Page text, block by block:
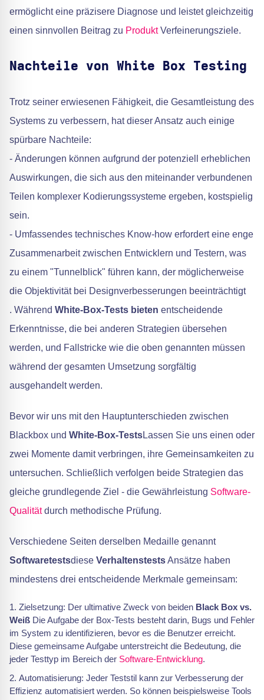
ermöglicht eine präzisere Diagnose und leistet gleichzeitig
einen sinnvollen Beitrag zu ProduktVerfeinerungsziele.
Nachteile von White Box Testing
Trotz seiner erwiesenen Fähigkeit, die Gesamtleistung des
Systems zu verbessern, hat dieser Ansatz auch einige
spürbare Nachteile:
- Änderungen können aufgrund der potenziell erheblichen
Auswirkungen, die sich aus den miteinander verbundenen
Teilen komplexer Kodierungssysteme ergeben, kostspielig
sein.
- Umfassendes technisches Know-how erfordert eine enge
Zusammenarbeit zwischen Entwicklern und Testern, was
zu einem "Tunnelblick" führen kann, der möglicherweise
die Objektivität bei Designverbesserungen beeinträchtigt
. Während White-Box-Tests bieten entscheidende
Erkenntnisse, die bei anderen Strategien übersehen
werden, und Fallstricke wie die oben genannten müssen
während der gesamten Umsetzung sorgfältig
ausgehandelt werden.
Bevor wir uns mit den Hauptunterschieden zwischen
Blackbox und White-Box-TestsLassen Sie uns einen oder
zwei Momente damit verbringen, ihre Gemeinsamkeiten zu
untersuchen. Schließlich verfolgen beide Strategien das
gleiche grundlegende Ziel - die Gewährleistung Software-
Qualitätdurch methodische Prüfung.
Verschiedene Seiten derselben Medaille genannt
Softwaretestsdiese VerhaltenstestsAnsätze haben
mindestens drei entscheidende Merkmale gemeinsam:
Zielsetzung: Der ultimative Zweck von beiden Black Box vs.
Weiß Die Aufgabe der Box-Tests besteht darin, Bugs und Fehler
im System zu identifizieren, bevor es die Benutzer erreicht.
Diese gemeinsame Aufgabe unterstreicht die Bedeutung, die
jeder Testtyp im Bereich der Software-Entwicklung.
Automatisierung: Jeder Teststil kann zur Verbesserung der
Effizienz automatisiert werden. So können beispielsweise Tools